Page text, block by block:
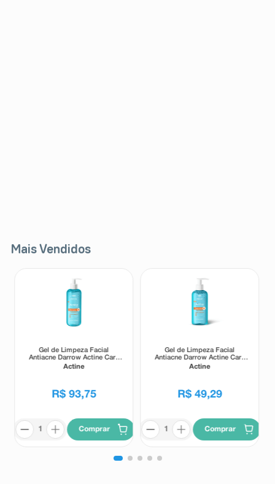
Mais Vendidos
Gel de Limpeza Facial
Antiacne Darrow Actine Care
Alta Tolerância 400g
Actine
R$ 93,75
Comprar
Gel de Limpeza Facial
Antiacne Darrow Actine Care
Alta Tolerância 140g
Actine
R$ 49,29
Comprar